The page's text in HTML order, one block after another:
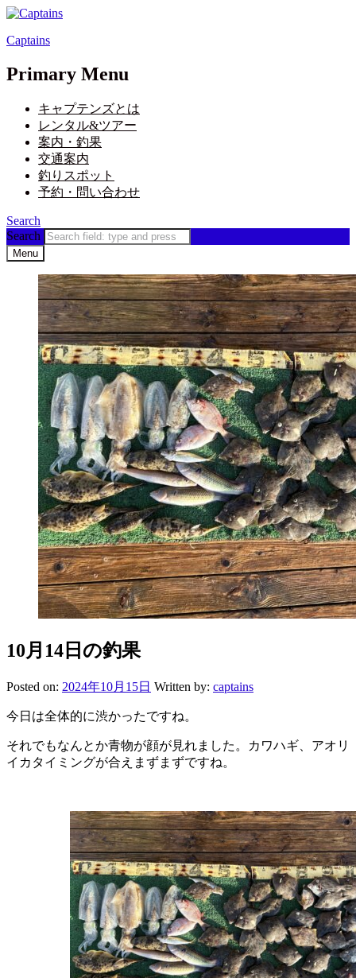
Captains
Primary Menu
キャプテンズとは
レンタル&ツアー
案内・釣果
交通案内
釣りスポット
予約・問い合わせ
Search
Search
Menu
10月14日の釣果
Posted on: 2024年10月15日 Written by: captains
今日は全体的に渋かったですね。
それでもなんとか青物が顔が見れました。カワハギ、アオリ
イカタイミングが合えまずまずですね。